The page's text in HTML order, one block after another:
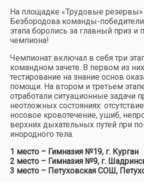
На площадке «Трудовые
Безбородова команды-
этапа боролись за главный приз и
чемпиона!
Чемпионат включал в себя три
командном зачете. В первом из
тестирование на знание основ
помощи. На втором и третьем
отработали ситуационные задачи
неотложных состояниях:
носовое кровотечение, ушиб,
верхних дыхательных путей при
инородного тела.
1 место – Гимназия №19, г. Курган
2 место – Гимназия №9, г.
3 место – Петуховская СОШ,